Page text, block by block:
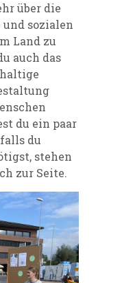
über die
sozialen
Land zu
auch das
du ein paar
du
stehen
zur Seite.